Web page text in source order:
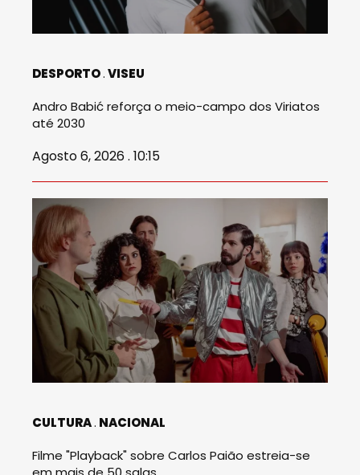
DESPORTO VISEU
Andro Babić reforça o meio-campo dos Viriatos
até 2030
Agosto 6, 2026 . 10:15
CULTURA NACIONAL
Filme "Playback" sobre Carlos Paião estreia-se